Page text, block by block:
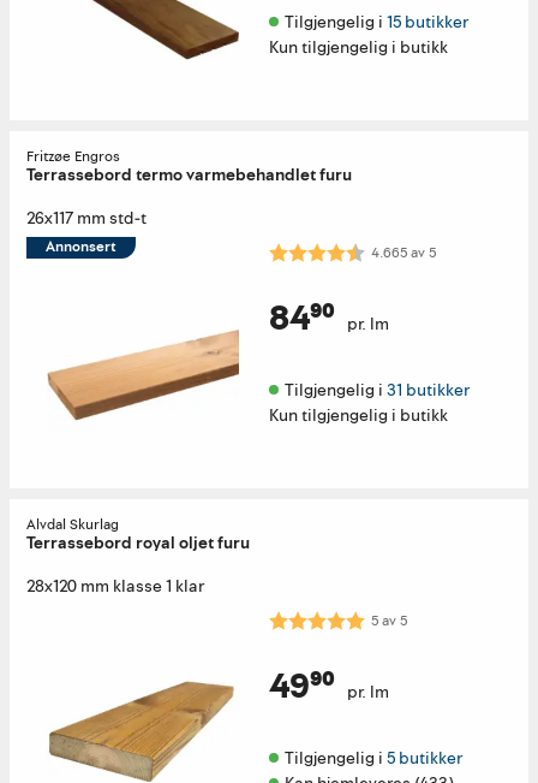
Tilgjengelig i 15 butikker
Kun tilgjengelig i butikk
Fritzøe Engros
Terrassebord termo varmebehandlet furu
26x117 mm std-t
Annonsert Karakter: 4.7 av 5 mulige
4.665av5
84⁹⁰ pr. lm
Tilgjengelig i 31 butikker
Kun tilgjengelig i butikk
Alvdal Skurlag
Terrassebord royal oljet furu
28x120 mm klasse 1 klar
Karakter: 5.0 av 5 mulige
5av5
49⁹⁰ pr. lm
Tilgjengelig i 5 butikker